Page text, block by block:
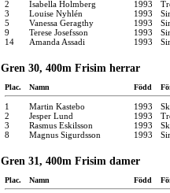
2
Isabella Holmberg 1993
3
Louise Nyhlén 1993
5
Vanessa Geragthy 1993
9
Terese Josefsson 1993
14
Amanda Assadi 1993
Gren 30, 400m Frisim herrar
Plac. Namn Född
1 Martin Kastebo 1993
2
Jesper Lund 1993
3
Rasmus Eskilsson 1993
8
Magnus Sigurdsson 1993
Gren 31, 400m Frisim damer
Plac. Namn Född